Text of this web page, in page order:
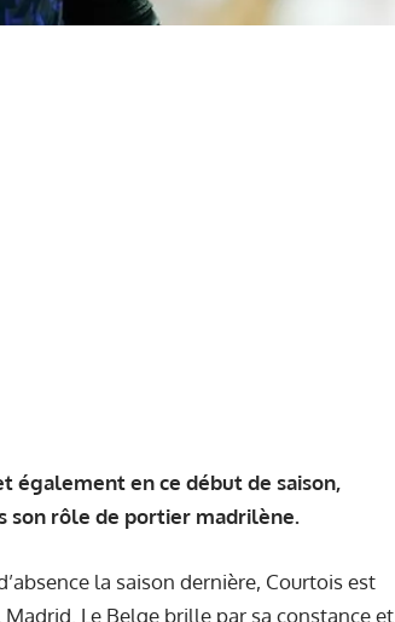
également en ce début de saison,
son rôle de portier madrilène.
la saison dernière, Courtois est
Le Belge brille par sa constance et